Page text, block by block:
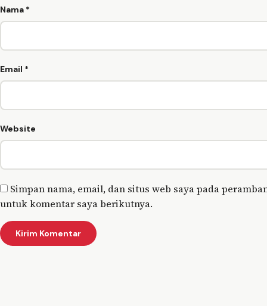
Nama *
Email *
Website
Simpan nama, email, dan situs web saya pada
untuk komentar saya berikutnya.